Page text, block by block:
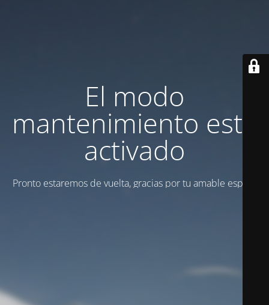
El modo
mantenimiento está
activado
Pronto estaremos de vuelta, gracias por tu amable espera